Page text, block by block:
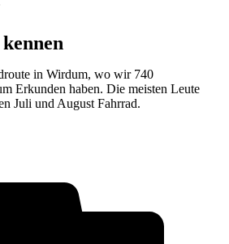
in Wirdum, wo wir 740
Erkunden haben. Die meisten Leute
Juli und August Fahrrad.